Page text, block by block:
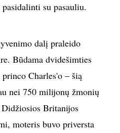
su pasauliu.
dalį praleido
Būdama dvidešimties
Charles'o – šią
nei 750 milijonų žmonių
Britanijos
moteris buvo priversta